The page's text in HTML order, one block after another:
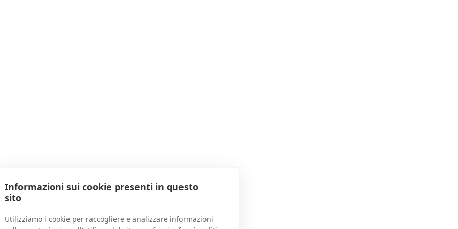
Informazioni sui cookie presenti in questo
sito
Utilizziamo i cookie per raccogliere e analizzare informazioni